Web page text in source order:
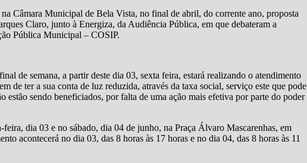
Câmara Municipal de Bela Vista, no final de abril, do corrente ano, proposta
Claro, junto à Energiza, da Audiência Pública, em que debateram a
Pública Municipal – COSIP.
de semana, a partir deste dia 03, sexta feira, estará realizando o atendimento
de ter a sua conta de luz reduzida, através da taxa social, serviço este que pode
estão sendo beneficiados, por falta de uma ação mais efetiva por parte do poder
dia 03 e no sábado, dia 04 de junho, na Praça Álvaro Mascarenhas, em
acontecerá no dia 03, das 8 horas às 17 horas e no dia 04, das 8 horas às 11